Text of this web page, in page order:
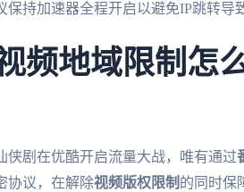
保持加速器全程开启以避免IP跳转导
频地域限制怎
侠剧在优酷开启流量大战，唯有通过
协议，在解除视频版权限制 的同时保